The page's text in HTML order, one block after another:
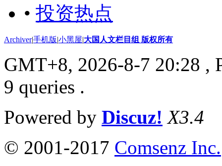
• 投资热点
Archiver|手机版|小黑屋|大国人文栏目组 版权所有
GMT+8, 2026-8-7 20:28 ,
9 queries .
Powered by Discuz! X3.4
© 2001-2017 Comsenz Inc.